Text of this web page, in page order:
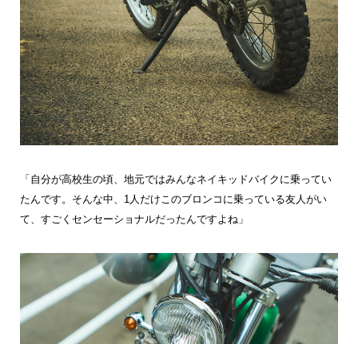
「自分が高校生の頃、地元ではみんなネイキッドバイクに乗ってい
たんです。そんな中、1人だけこのブロンコに乗っている友人がい
て、すごくセンセーショナルだったんですよね」